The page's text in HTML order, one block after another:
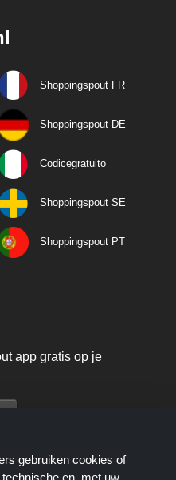
Shoppingspout FR
Shoppingspout DE
Codicegratuito
Shoppingspout SE
Shoppingspout PT
app gratis op je
gebruiken cookies of
en, met uw